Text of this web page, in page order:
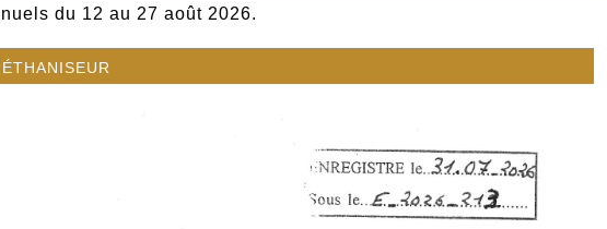
du 12 au 27 août 2026.